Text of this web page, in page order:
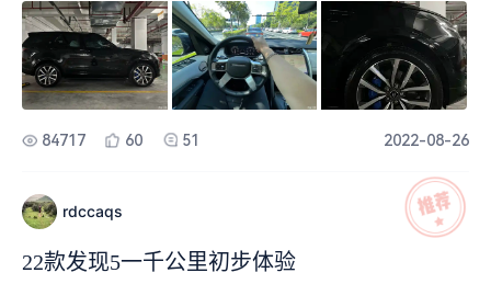
算是有点个性，和别人的不一样。我是学美术的，
可能更容易接受一些吧。最满意：1.品牌带来的虚荣
心 2.高高的坐姿 3.动力强劲，都没机会深踩 4.内饰
比我之前的车都有新鲜感和氛围感 5.豪华品牌中几
乎唯一可用的第三排 6.有点超出了我的消费能力所
带来的珍贵感
有特殊的风噪声4.刹车和宝马相比在城市道路行驶
上有差距，浅踩感觉刹不住，深踩直接刹停，好几
次因为浅踩导致触发自动刹车，刹车不够线性，这
点特别影响行驶感受，这个感受是对比宝马X3而言
5.油门的问题比刹车好一些，但是也存在不够线
性，特别在堵车的时候，无法做到很自然的跟车，
84717 60 51 2022-08-26
rdccaqs
22款发现5一千公里初步体验